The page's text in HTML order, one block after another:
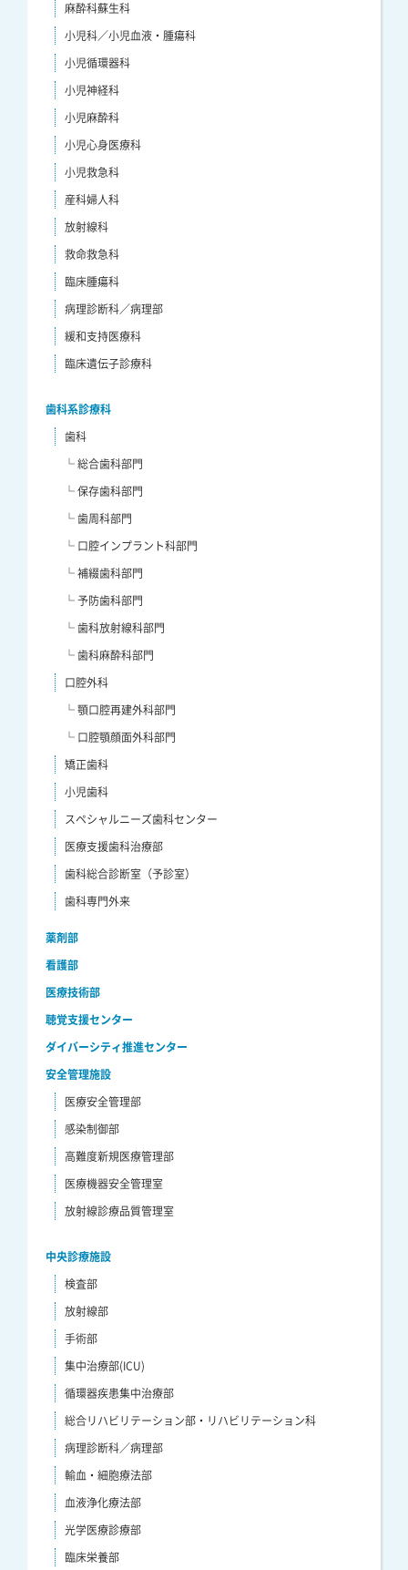
麻酔科蘇生科
小児科／小児血液・腫瘍科
小児循環器科
小児神経科
小児麻酔科
小児心身医療科
小児救急科
産科婦人科
放射線科
救命救急科
臨床腫瘍科
病理診断科／病理部
緩和支持医療科
臨床遺伝子診療科
歯科系診療科
歯科
└ 総合歯科部門
└ 保存歯科部門
└ 歯周科部門
└ 口腔インプラント科部門
└ 補綴歯科部門
└ 予防歯科部門
└ 歯科放射線科部門
└ 歯科麻酔科部門
口腔外科
└ 顎口腔再建外科部門
└ 口腔顎顔面外科部門
矯正歯科
小児歯科
スペシャルニーズ歯科センター
医療支援歯科治療部
歯科総合診断室（予診室）
歯科専門外来
薬剤部
看護部
医療技術部
聴覚支援センター
ダイバーシティ推進センター
安全管理施設
医療安全管理部
感染制御部
高難度新規医療管理部
医療機器安全管理室
放射線診療品質管理室
中央診療施設
検査部
放射線部
手術部
集中治療部(ICU)
循環器疾患集中治療部
総合リハビリテーション部・リハビリテーション科
病理診断科／病理部
輸血・細胞療法部
血液浄化療法部
光学医療診療部
臨床栄養部